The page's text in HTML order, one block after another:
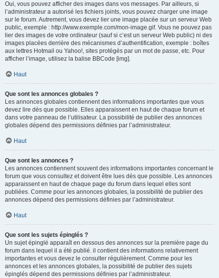
Oui, vous pouvez afficher des images dans vos messages. Par ailleurs, si
l’administrateur a autorisé les fichiers joints, vous pouvez charger une image
sur le forum. Autrement, vous devez lier une image placée sur un serveur Web
public, exemple : http://www.exemple.com/mon-image.gif. Vous ne pouvez pas
lier des images de votre ordinateur (sauf si c’est un serveur Web public) ni des
images placées derrière des mécanismes d’authentification, exemple : boîtes
aux lettres Hotmail ou Yahoo!, sites protégés par un mot de passe, etc. Pour
afficher l’image, utilisez la balise BBCode [img].
Haut
Que sont les annonces globales ?
Les annonces globales contiennent des informations importantes que vous
devez lire dès que possible. Elles apparaissent en haut de chaque forum et
dans votre panneau de l’utilisateur. La possibilité de publier des annonces
globales dépend des permissions définies par l’administrateur.
Haut
Que sont les annonces ?
Les annonces contiennent souvent des informations importantes concernant le
forum que vous consultez et doivent être lues dès que possible. Les annonces
apparaissent en haut de chaque page du forum dans lequel elles sont
publiées. Comme pour les annonces globales, la possibilité de publier des
annonces dépend des permissions définies par l’administrateur.
Haut
Que sont les sujets épinglés ?
Un sujet épinglé apparaît en dessous des annonces sur la première page du
forum dans lequel il a été publié. il contient des informations relativement
importantes et vous devez le consulter régulièrement. Comme pour les
annonces et les annonces globales, la possibilité de publier des sujets
épinglés dépend des permissions définies par l’administrateur.